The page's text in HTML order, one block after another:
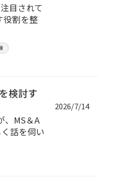
目されて
役割を整
検討す
、MS＆A
話を伺い
2026/7/14